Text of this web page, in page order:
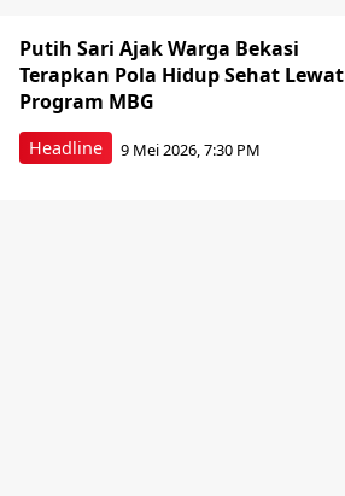
Headline
Putih Sari Ajak Warga Bekasi
Terapkan Pola Hidup Sehat Lewat
Program MBG
9 Mei 2026, 7:30 PM